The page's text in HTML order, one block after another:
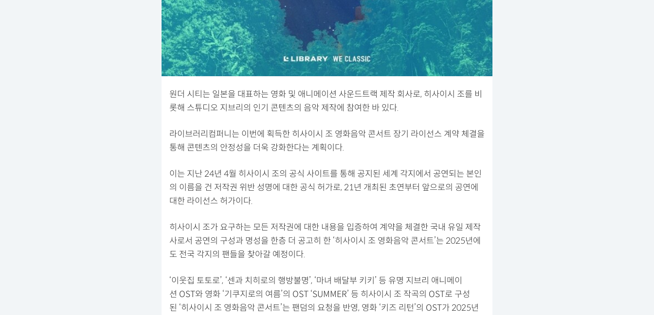
원더 시티는 일본을 대표하는 영화 및 애니메이션 사운드트랙 제작 회사로, 히사이시 조를 비
롯해 스튜디오 지브리의 인기 콘텐츠의 음악 제작에 참여한 바 있다.
라이브러리컴퍼니는 이번에 획득한 히사이시 조 영화음악 콘서트 장기 라이선스 계약 체결을
통해 콘텐츠의 안정성을 더욱 강화한다는 계획이다.
이는 지난 24년 4월 히사이시 조의 공식 사이트를 통해 공지된 세계 각지에서 공연되는 본인
의 이름을 건 저작권 위반 성명에 대한 공식 허가로, 21년 개최된 초연부터 앞으로의 공연에
대한 라이선스 허가이다.
히사이시 조가 요구하는 모든 저작권에 대한 내용을 입증하여 계약을 체결한 국내 유일 제작
사로서 공연의 구성과 명성을 한층 더 공고히 한 ‘히사이시 조 영화음악 콘서트’는 2025년에
도 전국 각지의 팬들을 찾아갈 예정이다.
‘이웃집 토토로’, ‘센과 치히로의 행방불명’, ‘마녀 배달부 키키’ 등 유명 지브리 애니메이
션 OST와 영화 ‘기쿠지로의 여름’의 OST ‘SUMMER’ 등 히사이시 조 작곡의 OST로 구성
된 ‘히사이시 조 영화음악 콘서트’는 팬덤의 요청을 반영, 영화 ‘키즈 리턴’의 OST가 2025년